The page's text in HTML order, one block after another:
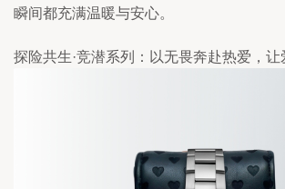
瞬间都充满温暖与安心。
探险共生·竞潜系列：以无畏奔赴热爱，